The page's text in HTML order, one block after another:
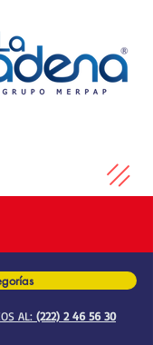
AL: (222) 2 46 56 30